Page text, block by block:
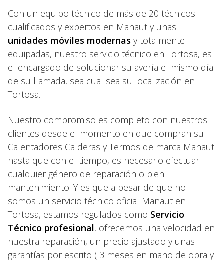
Con un equipo técnico de más de 20 técnicos
cualificados y expertos en Manaut y unas
unidades móviles modernas y totalmente
equipadas, nuestro servicio técnico en Tortosa, es
el encargado de solucionar su avería el mismo día
de su llamada, sea cual sea su localización en
Tortosa.
Nuestro compromiso es completo con nuestros
clientes desde el momento en que compran su
Calentadores Calderas y Termos de marca Manaut
hasta que con el tiempo, es necesario efectuar
cualquier género de reparación o bien
mantenimiento. Y es que a pesar de que no
somos un servicio técnico oficial Manaut en
Tortosa, estamos regulados como Servicio
Técnico profesional, ofrecemos una velocidad en
nuestra reparación, un precio ajustado y unas
garantías por escrito ( 3 meses en mano de obra y